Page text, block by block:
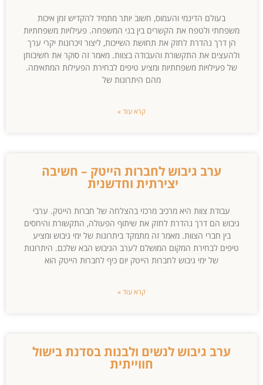
בעולם הדינמי והעמוס, חשוב יותר מתמיד להקדיש זמן איכות
משפחתי ולטפח את הקשרים בין בני המשפחה. פעילויות משפחתיות
הן דרך נהדרת לחזק את תחושת השייכות, ליצור זיכרונות יקרי ערך
ולהעצים את התקשורת והעבודה בצוות. מאמר זה סוקר את חשיבותן
של פעילויות משפחתיות ומציע טיפים לבחירת הפעילות המתאימה.
מהם היתרונות של
קרא עוד »
ערב גיבוש לחברות הייטק – חשיבה
יצירתית וחדשנית
עבודת צוות היא מרכיב מרכזי בהצלחה של חברות הייטק. ערבי
גיבוש הם דרך נהדרת לחזק את שיתוף הפעולה, התקשורת והיחסים
בין חברי הצוות. מאמר זה מתמקד ביתרונות של ימי גיבוש ומציע
טיפים לבחירת המקום המושלם לערב הגיבוש הבא שלכם. היתרונות
של ימי גיבוש לחברות הייטק יום כיף לחברות הייטק הוא
קרא עוד »
ערב גיבוש לנשים ולבנות בסדנת בישול
חווייתית